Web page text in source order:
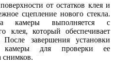
от остатков клея и
сцепление нового стекла.
камеры выполняется с
клея, который обеспечивает
завершения установки
камеры для проверки ее
снимков.